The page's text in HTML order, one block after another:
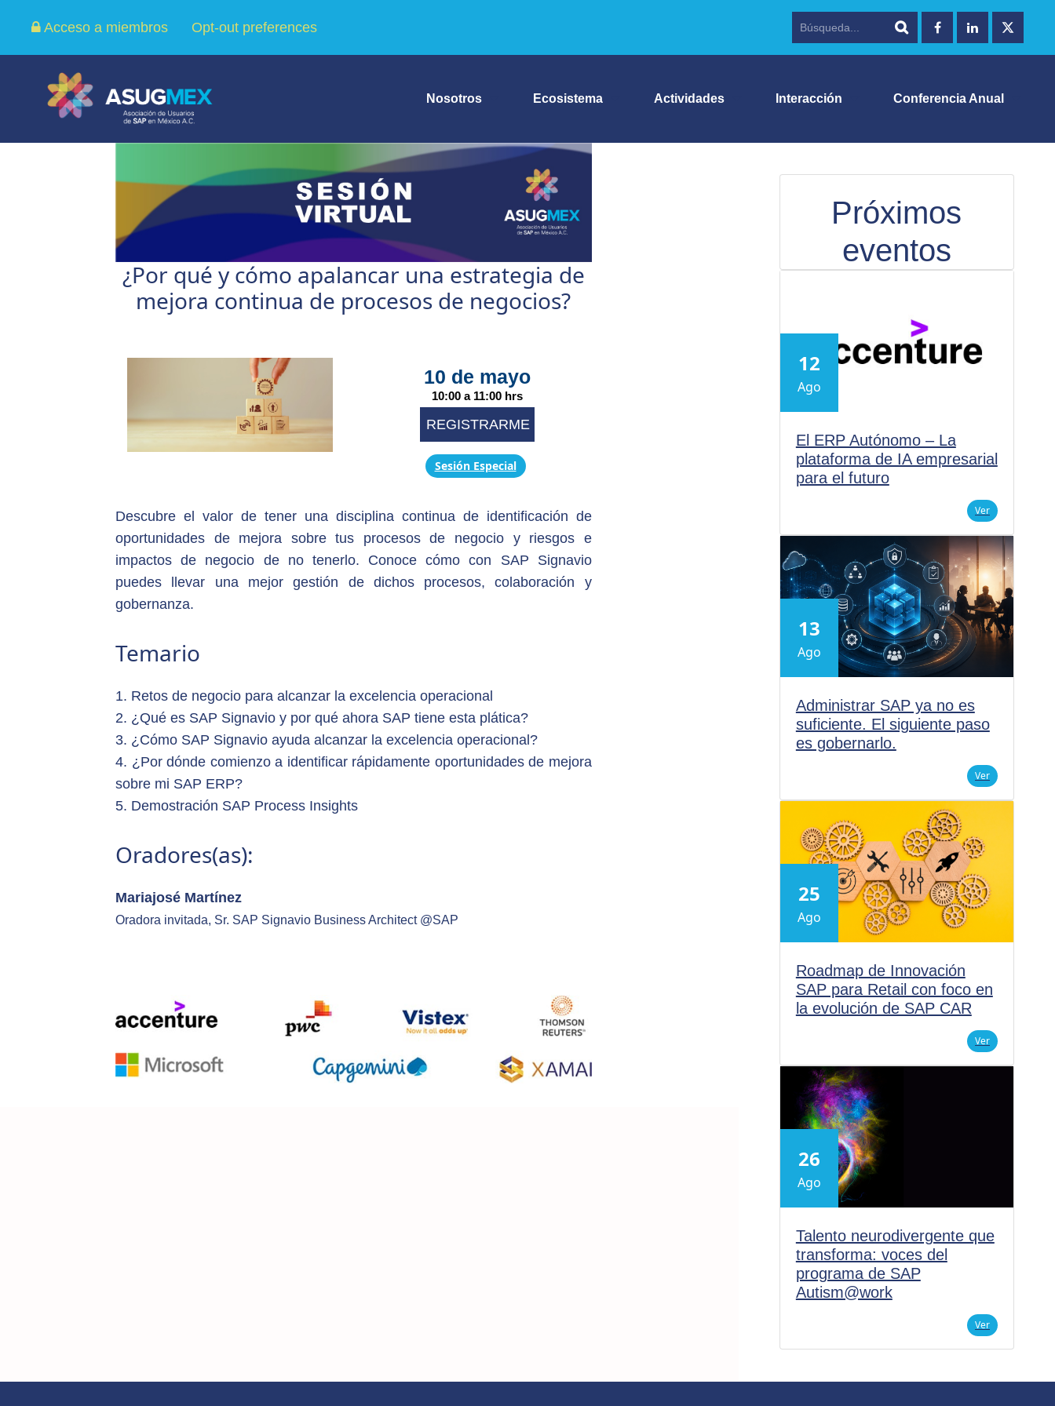
Acceso a miembros Opt-out preferences
Nosotros Ecosistema Actividades Interacción Conferencia Anual
¿Por qué y cómo apalancar una estrategia de
mejora continua de procesos de negocios?
10 de mayo
10:00 a 11:00 hrs
REGISTRARME
Sesión Especial
Descubre el valor de tener una disciplina continua de identificación de
oportunidades de mejora sobre tus procesos de negocio y riesgos e
impactos de negocio de no tenerlo. Conoce cómo con SAP Signavio
puedes llevar una mejor gestión de dichos procesos, colaboración y
gobernanza.
Temario
1. Retos de negocio para alcanzar la excelencia operacional
2. ¿Qué es SAP Signavio y por qué ahora SAP tiene esta plática?
3. ¿Cómo SAP Signavio ayuda alcanzar la excelencia operacional?
4. ¿Por dónde comienzo a identificar rápidamente oportunidades de mejora
sobre mi SAP ERP?
5. Demostración SAP Process Insights
Oradores(as):
Mariajosé Martínez
Oradora invitada, Sr. SAP Signavio Business Architect @SAP
Próximos
eventos
12
Ago
El ERP Autónomo – La
plataforma de IA empresarial
para el futuro
Ver
13
Ago
Administrar SAP ya no es
suficiente. El siguiente paso
es gobernarlo.
Ver
25
Ago
Roadmap de Innovación
SAP para Retail con foco en
la evolución de SAP CAR
Ver
26
Ago
Talento neurodivergente que
transforma: voces del
programa de SAP
Autism@work
Ver